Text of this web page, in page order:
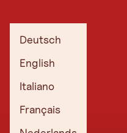
Deutsch
English
Italiano
Français